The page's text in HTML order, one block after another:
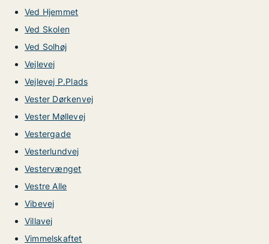
Ved Hjemmet
Ved Skolen
Ved Solhøj
Vejlevej
Vejlevej P.Plads
Vester Dørkenvej
Vester Møllevej
Vestergade
Vesterlundvej
Vestervænget
Vestre Alle
Vibevej
Villavej
Vimmelskaftet